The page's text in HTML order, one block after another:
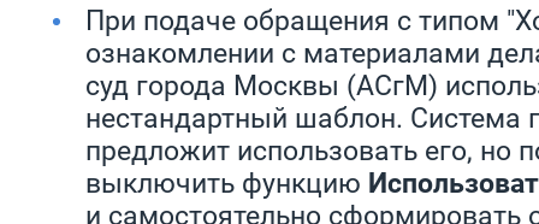
При подаче обращения с типом
ознакомлении с материалами
суд города Москвы (АСгМ)
нестандартный шаблон. Система
предложит использовать его, но
выключить функцию
и самостоятельно сформировать